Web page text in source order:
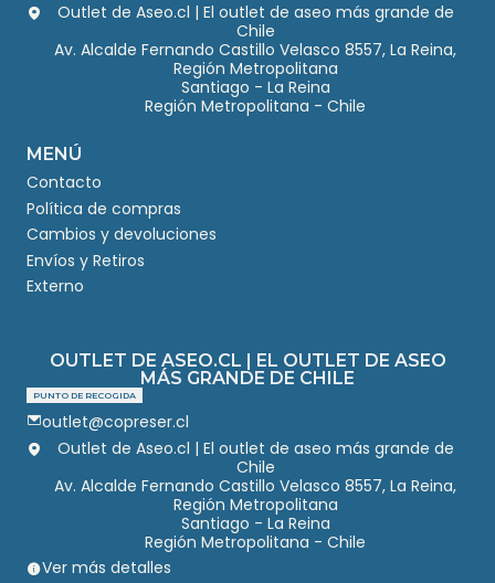
Outlet de Aseo.cl | El outlet de aseo más grande de
Chile
Av. Alcalde Fernando Castillo Velasco 8557, La Reina,
Región Metropolitana
Santiago - La Reina
Región Metropolitana - Chile
MENÚ
Contacto
Política de compras
Cambios y devoluciones
Envíos y Retiros
Externo
OUTLET DE ASEO.CL | EL OUTLET DE ASEO
MÁS GRANDE DE CHILE
PUNTO DE RECOGIDA
outlet@copreser.cl
Outlet de Aseo.cl | El outlet de aseo más grande de
Chile
Av. Alcalde Fernando Castillo Velasco 8557, La Reina,
Región Metropolitana
Santiago - La Reina
Región Metropolitana - Chile
Ver más detalles